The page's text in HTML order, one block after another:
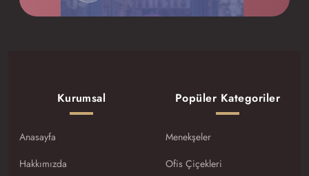
Kurumsal
Anasayfa
Hakkımızda
Popüler Kategoriler
Menekşeler
Ofis Çiçekleri